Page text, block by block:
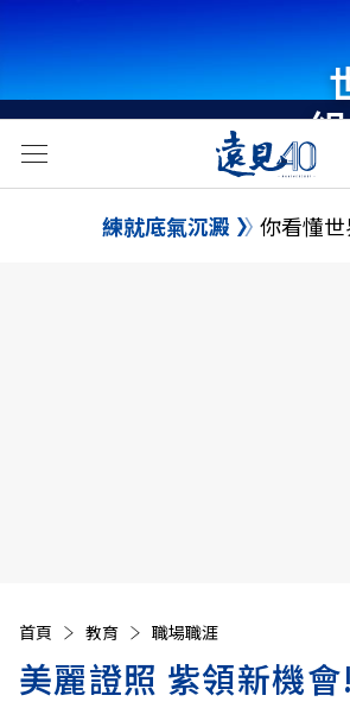
練就底氣沉澱 你看懂
首頁 教育 職場職涯
美麗證照 紫領新機會!